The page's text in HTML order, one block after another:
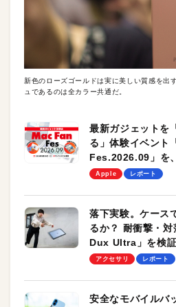
新色のローズゴールドは実に美しい質感を出
ュであるのは全カラー共通だ。
最新ガジェットを
る」体験イベント
Fes.2026.09」を
します！
Apple レポート
落下実験。ケー
るか？ 耐衝撃・
Dux Ultra」を検
のモバイルユース
アクセサリ レポート
安全なモバイルバ